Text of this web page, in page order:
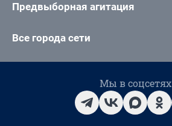
Предвыборная агитация
Все города сети
Мы в соцсетях